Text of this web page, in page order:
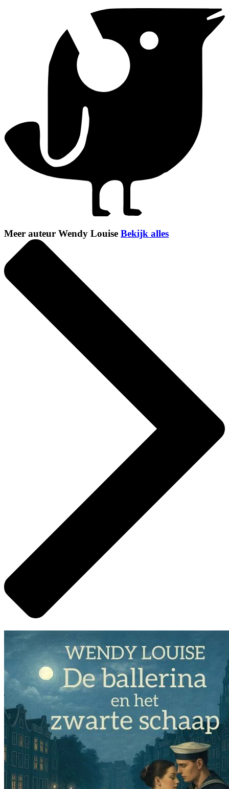
Meer auteur Wendy Louise Bekijk alles